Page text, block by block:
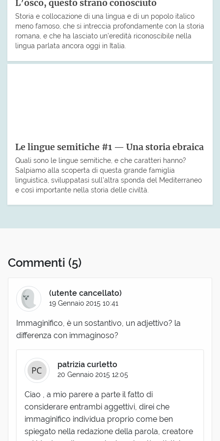
L’osco, questo strano conosciuto
Storia e collocazione di una lingua e di un popolo italico
meno famoso, che si intreccia profondamente con la storia
romana, e che ha lasciato un’eredità riconoscibile nella
lingua parlata ancora oggi in Italia.
Le lingue semitiche #1 — Una storia ebraica
Quali sono le lingue semitiche, e che caratteri hanno?
Salpiamo alla scoperta di questa grande famiglia
linguistica, sviluppatasi sull’altra sponda del Mediterraneo
e così importante nella storia delle civiltà.
Commenti (5)
(utente cancellato)
19 Gennaio 2015 10:41
Immaginifico, è un sostantivo, un adjettivo? la
differenza con immaginoso?
patrizia curletto
20 Gennaio 2015 12:05
Ciao , a mio parere a parte il fatto di
considerare entrambi aggettivi, direi che
immaginifico individua proprio come ben
spiegato nella redazione della parola, creatore